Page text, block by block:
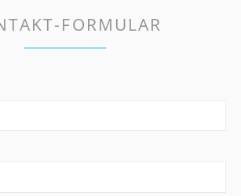
FORMULAR